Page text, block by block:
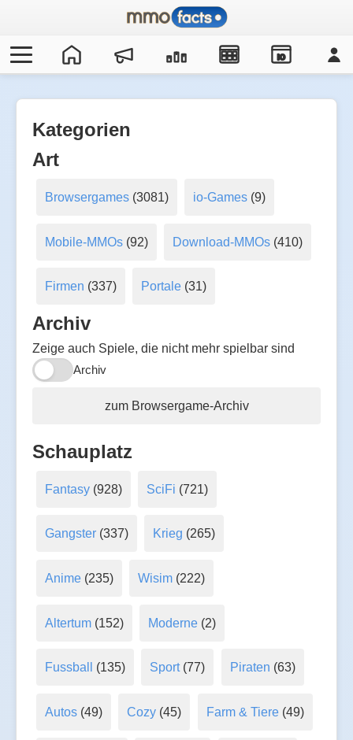
IO
Kategorien
Art
Browsergames(3081) io-Games (9)
Mobile-MMOs(92) Download-MMOs (410)
Firmen (337) Portale (31)
Archiv
Zeige auch Spiele, die nicht mehr spielbar sind
Archiv
zum Browsergame-Archiv
Schauplatz
Fantasy(928) SciFi (721)
Gangster(337) Krieg (265)
Anime(235) Wisim (222)
Altertum(152) Moderne (2)
Fussball (135) Sport(77) Piraten (63)
Autos(49) Cozy (45) Farm & Tiere(49)